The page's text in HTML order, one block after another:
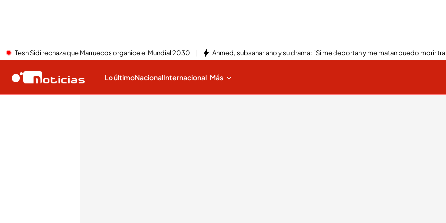
Tesh Sidi rechaza que Marruecos organice el Mundial 2030 Ahmed, subsahariano y su drama: "Si me deportan y me matan puedo morir
Lo últimoNacionalInternacional Más